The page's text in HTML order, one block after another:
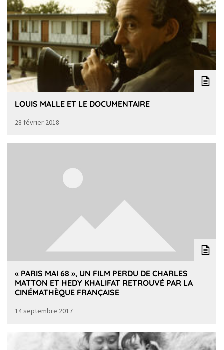
LOUIS MALLE ET LE DOCUMENTAIRE
28 février 2018
« PARIS MAI 68 », UN FILM PERDU DE CHARLES
MATTON ET HEDY KHALIFAT RETROUVÉ PAR LA
CINÉMATHÈQUE FRANÇAISE
14 septembre 2017